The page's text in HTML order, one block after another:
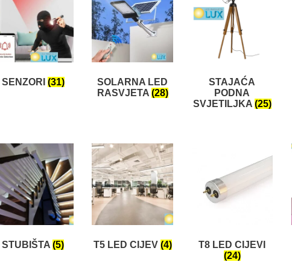
SENZORI (31)
SOLARNA LED
RASVJETA (28)
STAJAĆA
PODNA
SVJETILJKA (25)
STUBIŠTA(5) T5 LED CIJEV (4)
T8 LED CIJEVI
(24)